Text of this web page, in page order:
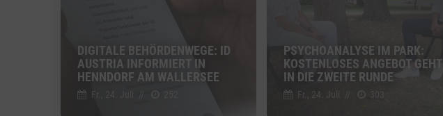
DIGITALE BEHÖRDENWEGE: ID
AUSTRIA INFORMIERT IN
HENNDORF AM WALLERSEE
Fr., 24. Juli
PSYCHOANALYSE IM PARK:
KOSTENLOSES ANGEBOT GEHT
IN DIE ZWEITE RUNDE
Fr., 24. Juli // 303